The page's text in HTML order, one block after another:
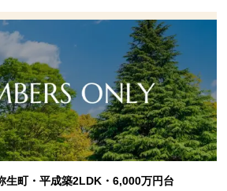
生町・平成築2LDK・6,000万円台